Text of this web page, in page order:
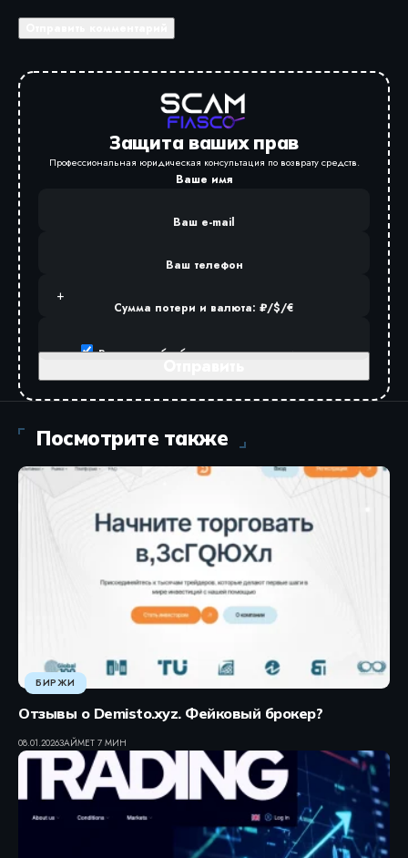
Защита ваших прав
Профессиональная юридическая консультация по возврату средств.
Ваше имя
Ваш e-mail
Ваш телефон
Сумма потери и валюта: ₽/$/€
Разрешаюобработку персональных данных.
Посмотрите также
БИРЖИ
Отзывы о Demisto.xyz. Фейковый брокер?
08.01.2026ЗАЙМЕТ 7 МИН